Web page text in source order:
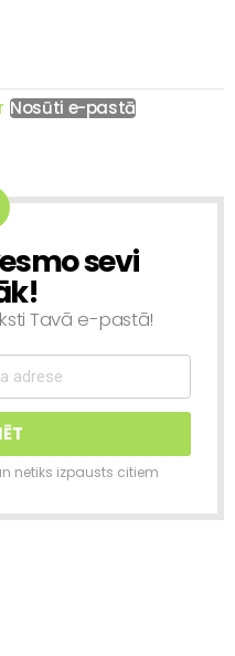
Nosūti e-pastā
sevi
Tavā e-pastā!
netiks izpausts citiem